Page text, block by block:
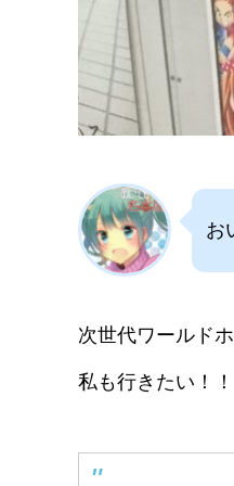
お
次世代ワールド
私も行きたい！！